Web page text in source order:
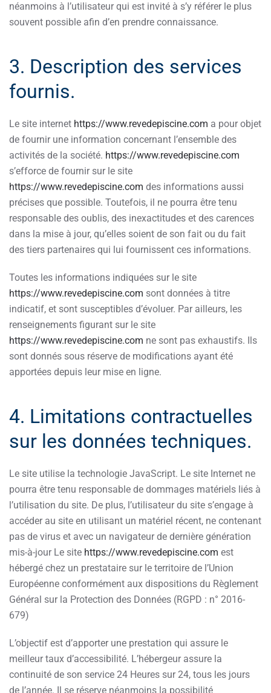
néanmoins à l’utilisateur qui est invité à s’y référer le plus
souvent possible afin d’en prendre connaissance.
3. Description des services
fournis.
Le site internet https://www.revedepiscine.com a pour objet
de fournir une information concernant l’ensemble des
activités de la société. https://www.revedepiscine.com
s’efforce de fournir sur le site
https://www.revedepiscine.com des informations aussi
précises que possible. Toutefois, il ne pourra être tenu
responsable des oublis, des inexactitudes et des carences
dans la mise à jour, qu’elles soient de son fait ou du fait
des tiers partenaires qui lui fournissent ces informations.
Toutes les informations indiquées sur le site
https://www.revedepiscine.com sont données à titre
indicatif, et sont susceptibles d’évoluer. Par ailleurs, les
renseignements figurant sur le site
https://www.revedepiscine.com ne sont pas exhaustifs. Ils
sont donnés sous réserve de modifications ayant été
apportées depuis leur mise en ligne.
4. Limitations contractuelles
sur les données techniques.
Le site utilise la technologie JavaScript. Le site Internet ne
pourra être tenu responsable de dommages matériels liés à
l’utilisation du site. De plus, l’utilisateur du site s’engage à
accéder au site en utilisant un matériel récent, ne contenant
pas de virus et avec un navigateur de dernière génération
mis-à-jour Le site https://www.revedepiscine.com est
hébergé chez un prestataire sur le territoire de l’Union
Européenne conformément aux dispositions du Règlement
Général sur la Protection des Données (RGPD : n° 2016-
679)
L’objectif est d’apporter une prestation qui assure le
meilleur taux d’accessibilité. L’hébergeur assure la
continuité de son service 24 Heures sur 24, tous les jours
de l’année. Il se réserve néanmoins la possibilité